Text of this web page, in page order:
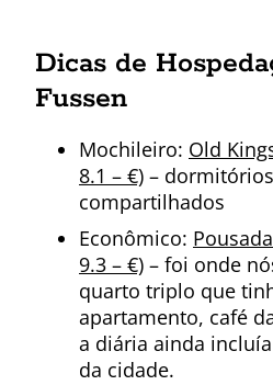
Dicas de
Fussen
Mochileiro: Old
8.1 – €) –
compartilhados
Econômico:
9.3 – €) – foi onde
quarto triplo que
apartamento, café
a diária ainda
da cidade.